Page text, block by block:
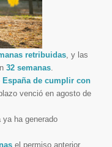
retribuidas, y las
32 semanas.
de cumplir con
venció en agosto de
ha generado
el permiso anterior